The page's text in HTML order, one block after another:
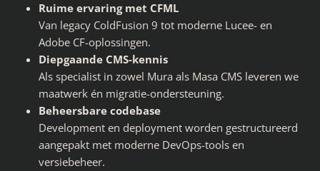
Ruime ervaring met CFML
Van legacy ColdFusion 9 tot moderne Lucee- en
Adobe CF-oplossingen.
Diepgaande CMS-kennis
Als specialist in zowel Mura als Masa CMS leveren we
maatwerk én migratie-ondersteuning.
Beheersbare codebase
Development en deployment worden gestructureerd
aangepakt met moderne DevOps-tools en
versiebeheer.